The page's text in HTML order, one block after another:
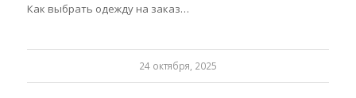
Как выбрать одежду на заказ…
24 октября, 2025